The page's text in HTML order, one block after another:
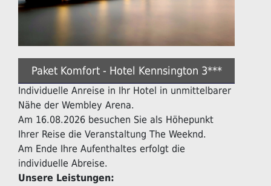
Paket Komfort - Hotel Kennsington 3***
Individuelle Anreise in Ihr Hotel in unmittelbarer
Nähe der Wembley Arena.
Am 16.08.2026 besuchen Sie als Höhepunkt
Ihrer Reise die Veranstaltung The Weeknd.
Am Ende Ihre Aufenthaltes erfolgt die
individuelle Abreise.
Unsere Leistungen: